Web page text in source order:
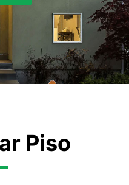
Piso